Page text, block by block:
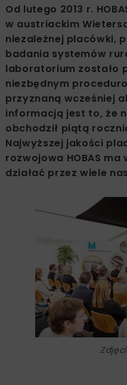
Od lutego 2013 r.
w austriackim
niezależnej placówki,
badania systemów
laboratorium zostało
niezbędnym
przyznaną wcześniej
informacją jest to, że
obchodził piątą
Najwyższej jakości
rozwojowa HOBAS
działać przez wiele